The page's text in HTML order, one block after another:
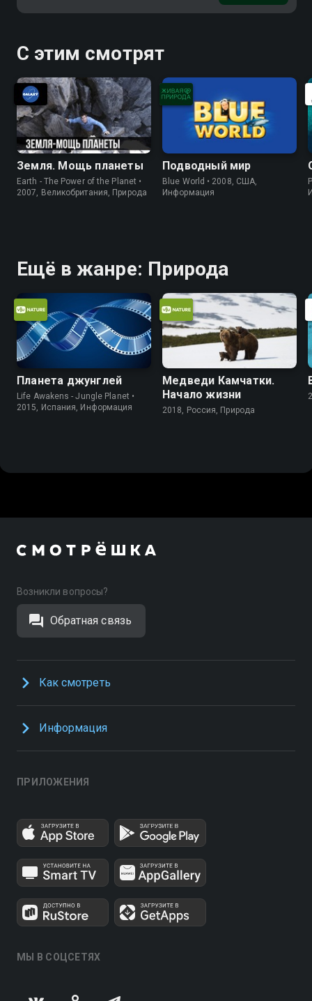
С этим смотрят
Земля. Мощь планеты
Earth - The Power of the Planet •
2007, Великобритания, Природа
Подводный мир
Blue World • 2008, США,
Информация
Ещё в жанре: Природа
Планета джунглей
Life Awakens - Jungle Planet •
2015, Испания, Информация
Медведи Камчатки.
Начало жизни
2018, Россия, Природа
Возникли вопросы?
Обратная связь
Как смотреть
Информация
ПРИЛОЖЕНИЯ
МЫ В СОЦСЕТЯХ